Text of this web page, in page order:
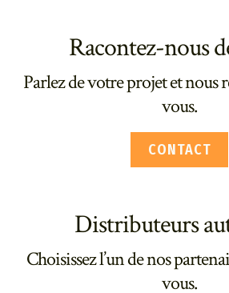
Racontez-nous
Parlez de votre projet et nous
vous.
CONTACT
Distributeurs
Choisissez l’un de nos
vous.